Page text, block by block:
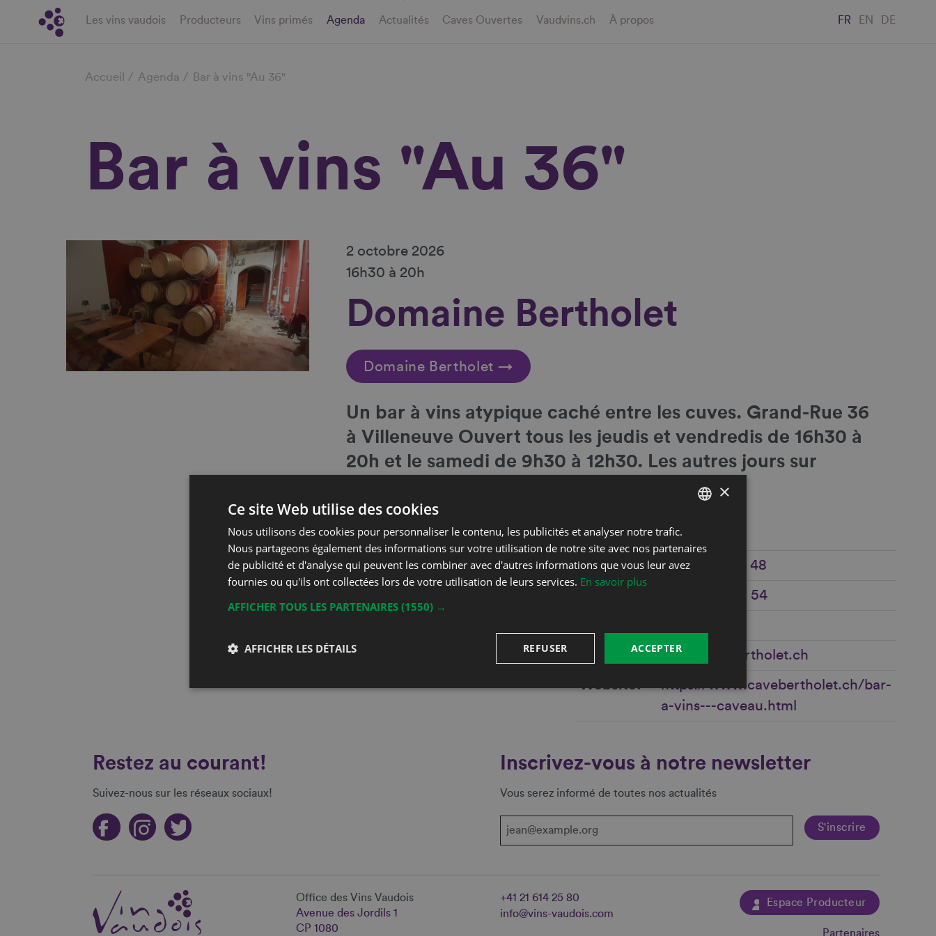
Les vins vaudois Producteurs Vins primés Agenda Actualités Caves Ouvertes Vaudvins.ch À propos FR EN DE
Fil
Accueil Agenda Bar à vins "Au 36"
Bar à vins "Au 36"
2 octobre 2026
16h30 à 20h
Domaine Bertholet
Domaine Bertholet →
Un bar à vins atypique caché entre les cuves. Grand-Rue 36
à Villeneuve Ouvert tous les jeudis et vendredis de 16h30 à
20h et le samedi de 9h30 à 12h30. Les autres jours sur
Coordonnées
Christophe Bertholet
Grand Rue 36
1844 Villeneuve
Phone +41 21 960 22 48
+41 79 587 75 54
info@cavebertholet.ch
Website
https://www.cavebertholet.ch/bar-
a-vins---caveau.html
Restez au courant!
Suivez-nous sur les réseaux sociaux!
Inscrivez-vous à notre newsletter
Vous serez informé de toutes nos actualités
Office des Vins Vaudois
Avenue des Jordils 1
CP 1080
+41 21 614 25 80
info@vins-vaudois.com
Espace Producteur
Partenaires
DEUTSCH
×
Ce site Web utilise des cookies
Nous utilisons des cookies pour personnaliser le contenu, les publicités et analyser notre trafic.
Nous partageons également des informations sur votre utilisation de notre site avec nos partenaires
de publicité et d'analyse qui peuvent les combiner avec d'autres informations que vous leur avez
fournies ou qu'ils ont collectées lors de votre utilisation de leurs services. En savoir plus
AFFICHER TOUS LES PARTENAIRES (1550) →
ACCEPTER
REFUSER
AFFICHER LES DÉTAILS